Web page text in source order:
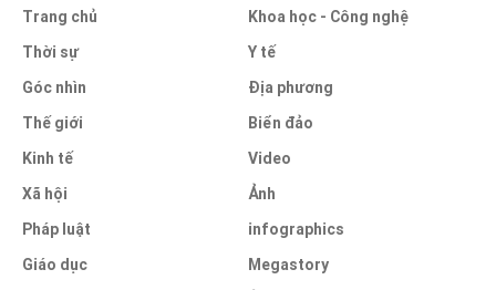
Trang chủ
Thời sự
Góc nhìn
Thế giới
Kinh tế
Xã hội
Pháp luật
Giáo dục
Khoa học - Công nghệ
Y tế
Địa phương
Biển đảo
Video
Ảnh
infographics
Megastory